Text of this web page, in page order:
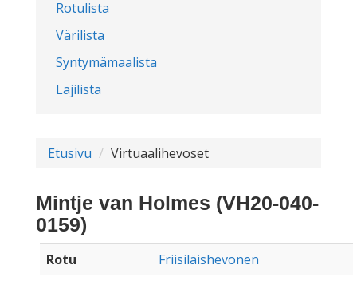
Rotulista
Värilista
Syntymämaalista
Lajilista
Etusivu Virtuaalihevoset
Mintje van Holmes (VH20-040-
0159)
Rotu
Friisiläishevonen